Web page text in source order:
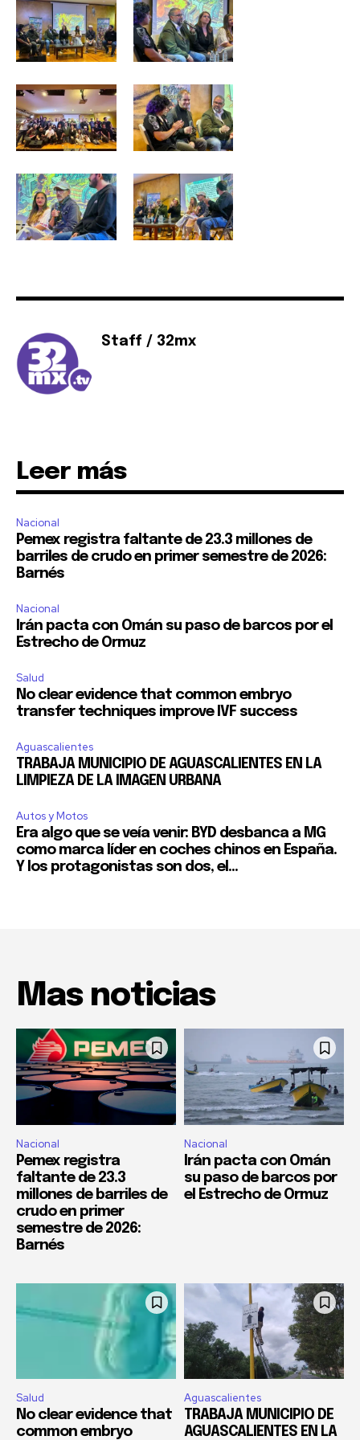
Staff / 32mx
Leer más
Nacional
Pemex registra faltante de 23.3 millones de
barriles de crudo en primer semestre de 2026:
Barnés
Nacional
Irán pacta con Omán su paso de barcos por el
Estrecho de Ormuz
Salud
No clear evidence that common embryo
transfer techniques improve IVF success
Aguascalientes
TRABAJA MUNICIPIO DE AGUASCALIENTES EN LA
LIMPIEZA DE LA IMAGEN URBANA
Autos y Motos
Era algo que se veía venir: BYD desbanca a MG
como marca líder en coches chinos en España.
Y los protagonistas son dos, el...
Mas noticias
Nacional
Pemex registra
faltante de 23.3
millones de barriles de
crudo en primer
semestre de 2026:
Barnés
Nacional
Irán pacta con Omán
su paso de barcos por
el Estrecho de Ormuz
Salud
No clear evidence that
common embryo
Aguascalientes
TRABAJA MUNICIPIO DE
AGUASCALIENTES EN LA